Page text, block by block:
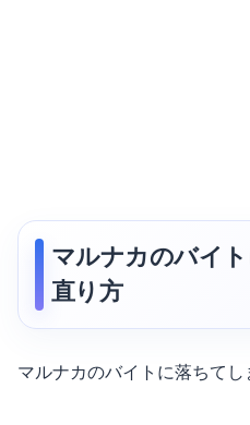
マルナカのバイ
直り方
マルナカのバイトに落ちてし